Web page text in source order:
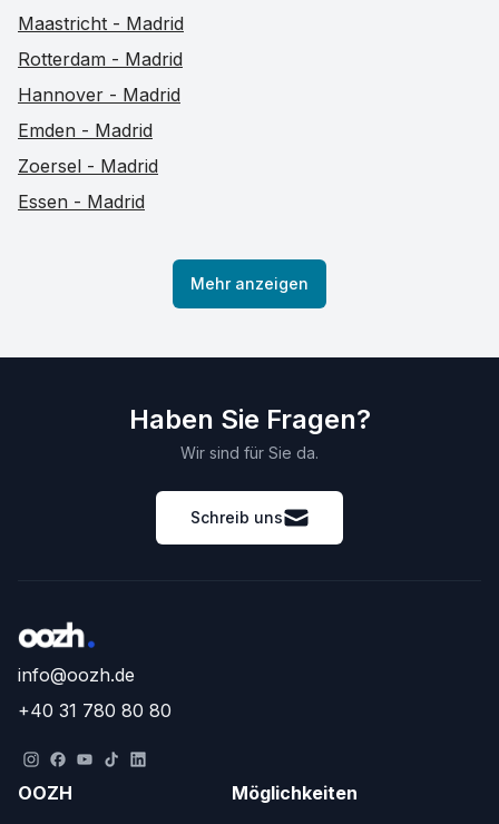
Maastricht - Madrid
Rotterdam - Madrid
Hannover - Madrid
Emden - Madrid
Zoersel - Madrid
Essen - Madrid
Mehr anzeigen
Haben Sie Fragen?
Wir sind für Sie da.
Schreib uns
info@oozh.de
+40 31 780 80 80
OOZH Möglichkeiten